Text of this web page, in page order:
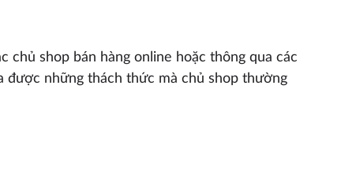
chủ shop bán hàng online hoặc thông qua các
được những thách thức mà chủ shop thường